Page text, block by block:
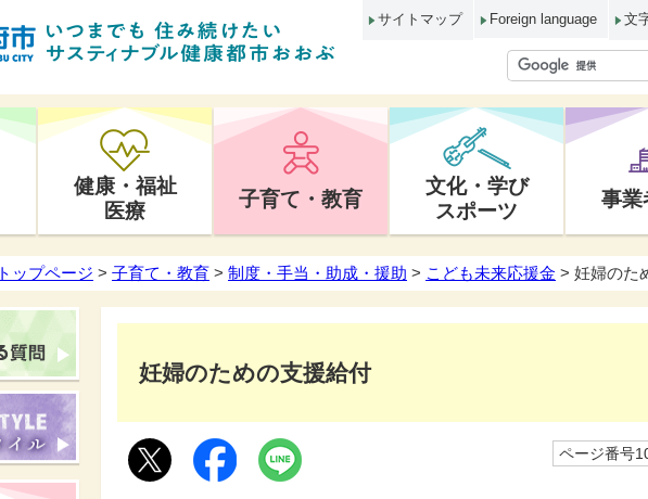
サイトマップ Foreign language 文
健康・福祉
医療
子育て・教育
文化・学び
スポーツ
事業
トップページ > 子育て・教育 > 制度・手当・助成・援助 > こども未来応援金 > 妊婦のた
妊婦のための支援給付
ページ番号